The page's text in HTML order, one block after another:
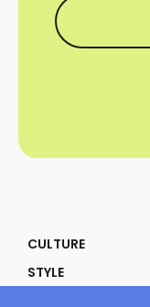
CULTURE
STYLE